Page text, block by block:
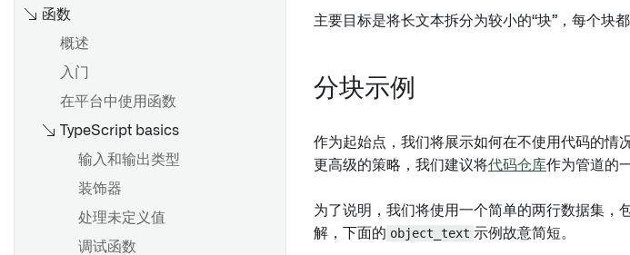
Ontology 占用量
计算使用：Ontology 索引
使用Ontology查询计算使用情
况
概览
创建 Object 类型
编辑Object类型
通过类型映射启用 Gotham 集
成
元数据参考
概览
概述
设置参数默认值
筛选参数下拉菜单的结果
对象下拉菜单安全注意事项
函数
概述
入门
在平台中使用函数
TypeScript basics
输入和输出类型
装饰器
处理未定义值
调试函数
主要目标是将长文本拆分为较小的“块”，每个块
分块示例
作为起始点，我们将展示如何在不使用代码的情
更高级的策略，我们建议将代码仓库作为管道的
为了说明，我们将使用一个简单的两行数据集，
解，下面的 object_text 示例故意简短。